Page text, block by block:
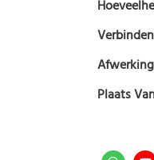
Plaats